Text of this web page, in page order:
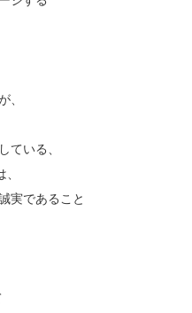
、
ている、
実であること